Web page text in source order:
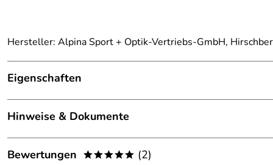
Hersteller: Alpina Sport + Optik-Vertriebs-GmbH,
Eigenschaften
Ausstattung
Belüftung:
Brillenträgertauglich:
nein
Hinweise & Dokumente
Dokumente zum Download:
Bewertungen ***** (2)